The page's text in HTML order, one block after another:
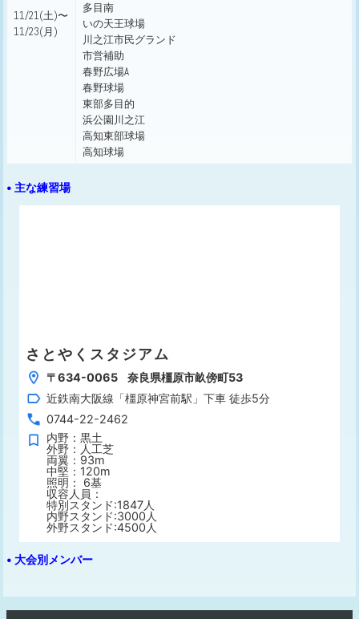
11/21(土)〜
11/23(月)
多目南
いの天王球場
川之江市民グランド
市営補助
春野広場A
春野球場
東部多目的
浜公園川之江
高知東部球場
高知球場
• 主な練習場
さとやくスタジアム
〒634-0065 奈良県橿原市畝傍町53
近鉄南大阪線「橿原神宮前駅」下車 徒歩5分
0744-22-2462
内野：黒土
外野：人工芝
両翼：93m
中堅：120m
照明： 6基
収容人員：
特別スタンド:1847人
内野スタンド:3000人
外野スタンド:4500人
• 大会別メンバー